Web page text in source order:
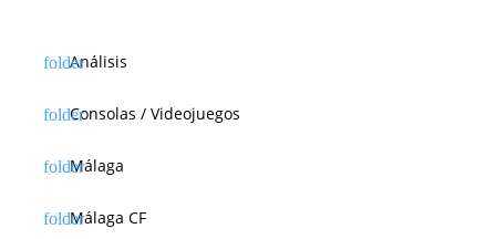
Análisis
Consolas / Videojuegos
Málaga
Málaga CF